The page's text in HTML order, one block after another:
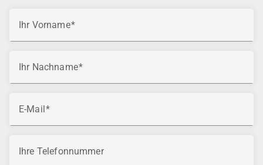
Ihr Vorname
Ihr Nachname
E-Mail
Ihre Telefonnummer